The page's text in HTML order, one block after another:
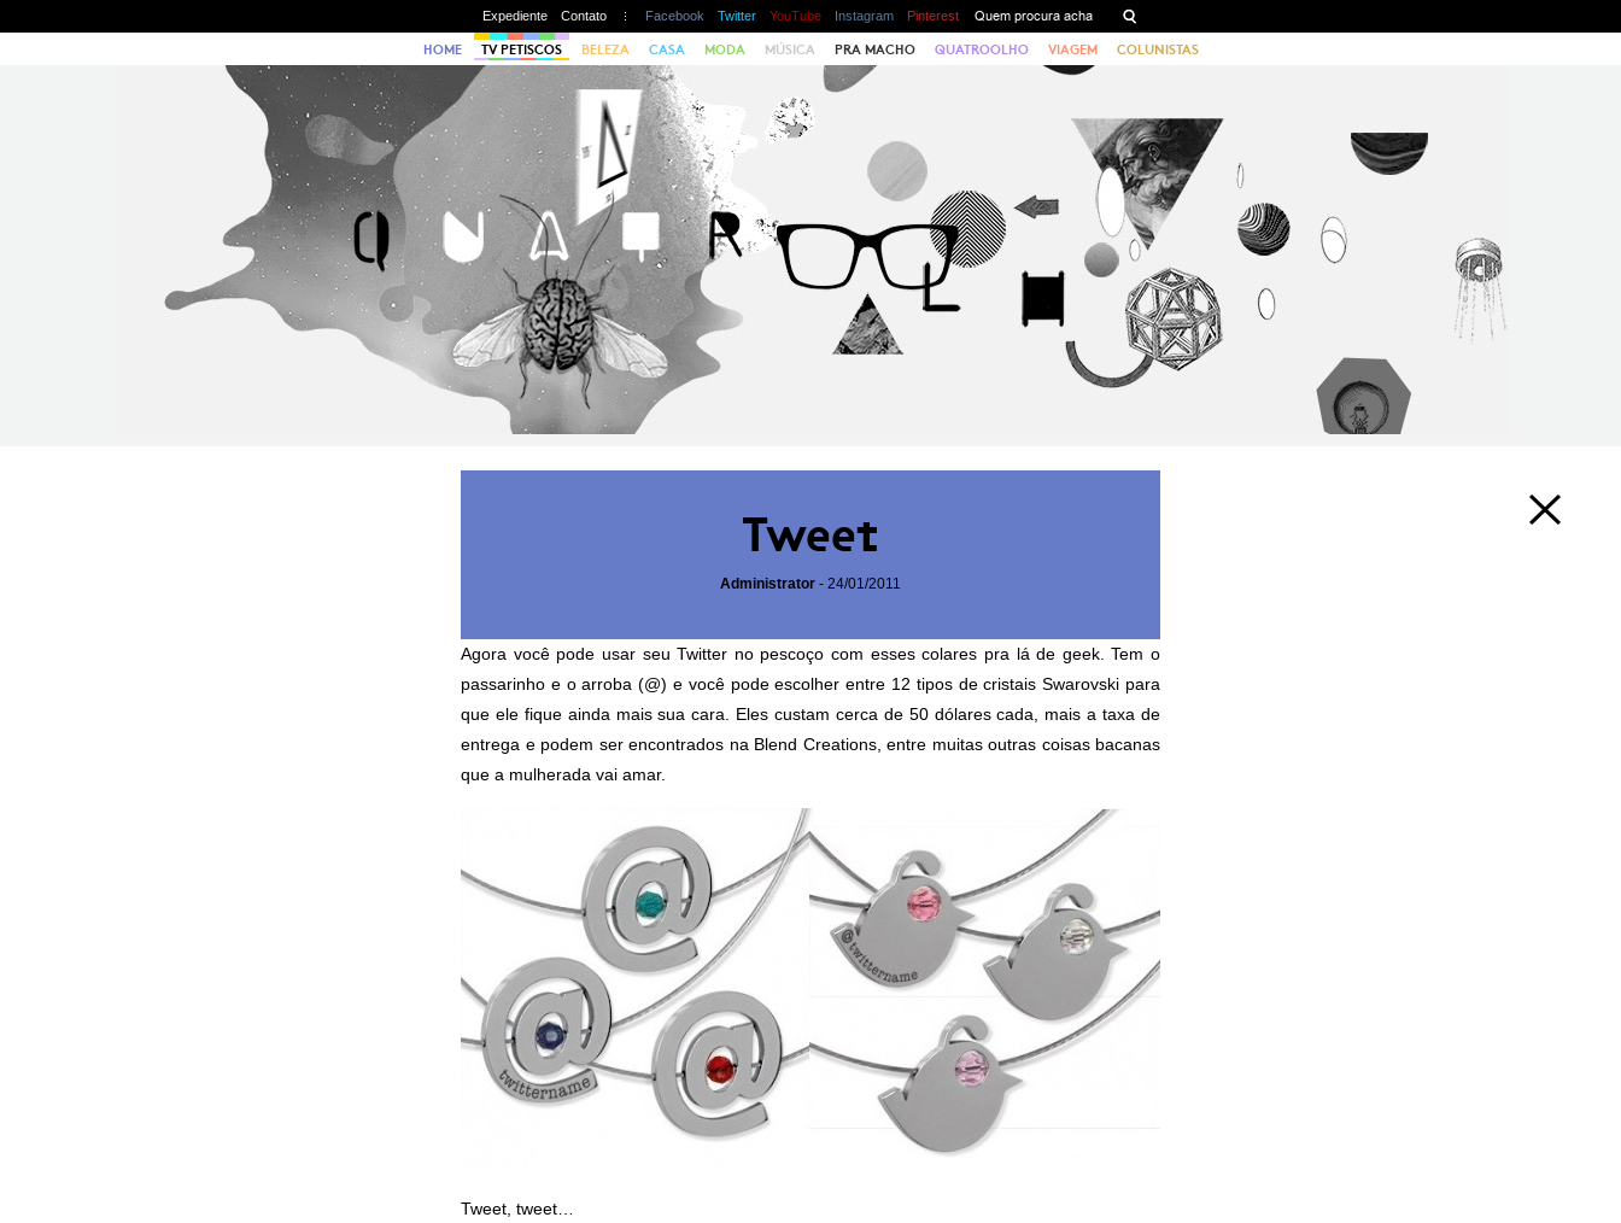
Expediente Contato Facebook Twitter YouTube Instagram Pinterest
HOME TV PETISCOS BELEZA CASA MODA MÚSICA PRA MACHO QUATROOLHO VIAGEM COLUNISTAS
Tweet
Administrator - 24/01/2011
Agora você pode usar seu Twitter no pescoço com esses colares pra lá de geek. Tem o
passarinho e oarroba (@) e você pode escolher entre 12 tipos de cristais Swarovski para
que ele fique ainda mais sua cara. Eles custam cerca de 50 dólares cada, mais a taxa de
entrega e podem ser encontrados na Blend Creations, entre muitas outras coisas bacanas
que a mulherada vai amar.
Tweet, tweet…